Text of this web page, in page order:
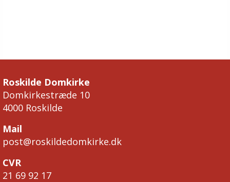
Roskilde Domkirke
Domkirkestræde 10
4000 Roskilde
Mail
post@roskildedomkirke.dk
CVR
21 69 92 17